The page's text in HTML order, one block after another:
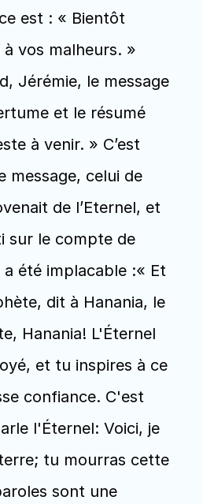
est : « Bientôt
à vos malheurs. »
Jérémie, le message
et le résumé
à venir. » C’est
message, celui de
de l’Eternel, et
sur le compte de
a été implacable :« Et
dit à Hanania, le
Hanania! L'Éternel
et tu inspires à ce
confiance. C'est
l'Éternel: Voici, je
tu mourras cette
sont une